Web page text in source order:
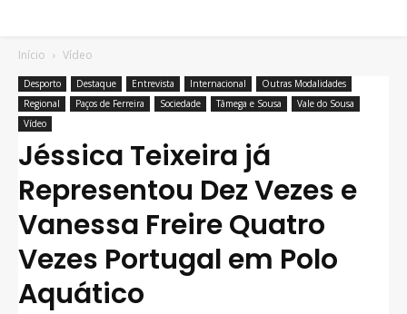
Início Vídeo
Desporto Destaque Entrevista Internacional
Outras Modalidades
Regional
Paços de Ferreira Sociedade Tâmega e Sousa
Vale do Sousa
Vídeo
Jéssica Teixeira já
Representou Dez Vezes e
Vanessa Freire Quatro
Vezes Portugal em Polo
Aquático